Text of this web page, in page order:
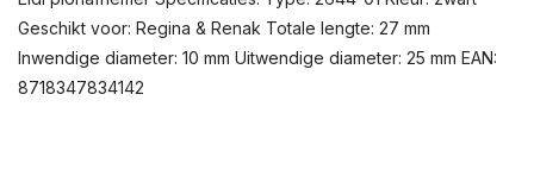
Geschikt voor: Regina & Renak Totale lengte: 27 mm
Inwendige diameter: 10 mm Uitwendige diameter: 25 mm EAN:
8718347834142